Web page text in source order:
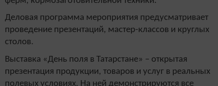
Деловая программа мероприятия предусматривает
проведение презентаций, мастер-классов и круглых
столов.
Выставка «День поля в Татарстане» – открытая
презентация продукции, товаров и услуг в реальных
полевых условиях. На ней демонстрируются все